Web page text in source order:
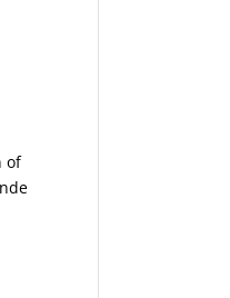
of